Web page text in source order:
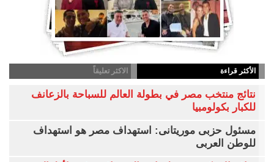
الأكثر قراءة الاكثر تعليقاً
نتائج منتخب مصر في بطولة العالم للسباحة بالزعانف
للكبار بكولومبيا
مسئول حزبى موريتانى: استهداف مصر هو استهداف
للوطن العربى